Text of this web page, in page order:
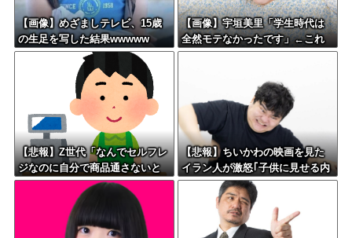
【画像】めざましテレビ、15歳
の生足を写した結果wwwww
【画像】宇垣美里「学生時代は
全然モテなかったです」←これ
ほんまかぁ？w w w w w w w w
【悲報】Z世代「なんでセルフレ
ジなのに自分で商品通さないと
いけないんだ」
【悲報】ちいかわの映画を見た
イラン人が激怒｢子供に見せる内
容じゃない｡悪影響は計り知れな
い｣←これw w w w w w w w w